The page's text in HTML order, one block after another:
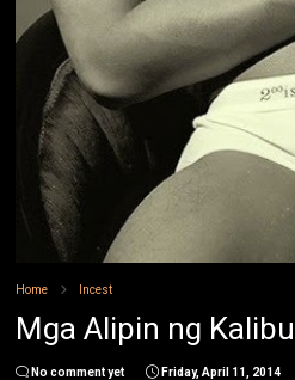
Home Incest
Mga Alipin ng
No comment yet Friday, April 11, 2014